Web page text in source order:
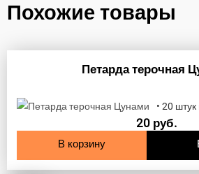
Похожие товары
Петарда терочная
• 20
20 руб.
В корзину